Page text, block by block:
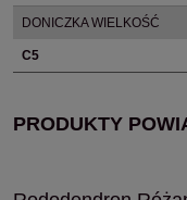
DONICZKA WIELKOŚĆ
C5
PRODUKTY